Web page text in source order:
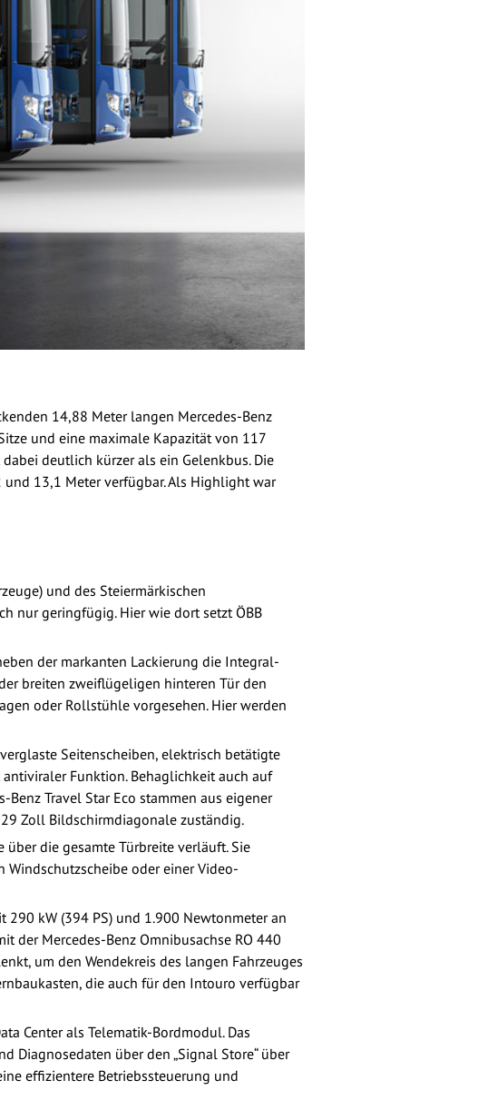
14,88 Meter langen Mercedes-Benz
und eine maximale Kapazität von 117
deutlich kürzer als ein Gelenkbus. Die
13,1 Meter verfügbar. Als Highlight war
und des Steiermärkischen
nur geringfügig. Hier wie dort setzt ÖBB
der markanten Lackierung die Integral-
breiten zweiflügeligen hinteren Tür den
oder Rollstühle vorgesehen. Hier werden
Seitenscheiben, elektrisch betätigte
Funktion. Behaglichkeit auch auf
Travel Star Eco stammen aus eigener
Zoll Bildschirmdiagonale zuständig.
die gesamte Türbreite verläuft. Sie
oder einer Video-
kW (394 PS) und 1.900 Newtonmeter an
der Mercedes-Benz Omnibusachse RO 440
um den Wendekreis des langen Fahrzeuges
die auch für den Intouro verfügbar
Center als Telematik-Bordmodul. Das
Diagnosedaten über den „Signal Store“ über
effizientere Betriebs­steuerung und